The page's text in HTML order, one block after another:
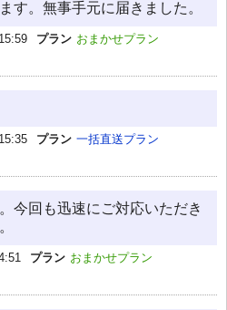
す。無事手元に届きました。
プラン おまかせプラン
プラン 一括直送プラン
今回も迅速にご対応いただき
プラン おまかせプラン